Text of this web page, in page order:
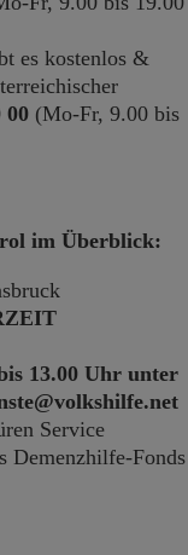
es kostenlos &
00 (Mo-Fr, 9.00 bis
im Überblick:
13.00 Uhr unter
Service
Demenzhilfe-Fonds